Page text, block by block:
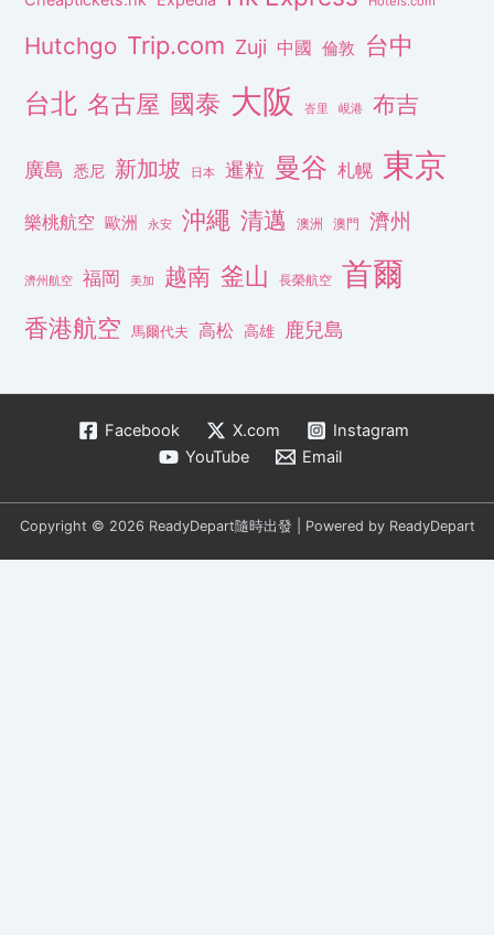
Hutchgo Trip.com Zuji 中國 倫敦 台中
台北 名古屋 國泰 大阪 峇里 峴港 布吉
廣島 悉尼 新加坡 日本 暹粒 曼谷 札幌 東京
樂桃航空 歐洲 永安 沖繩 清邁 澳洲 澳門 濟州
濟州航空 福岡 美加 越南 釜山 長榮航空 首爾
香港航空 馬爾代夫 高松 高雄 鹿兒島
Facebook X.com
Instagram
YouTube
Email
Copyright © 2026 ReadyDepart隨時出發 | Powered by ReadyDepart